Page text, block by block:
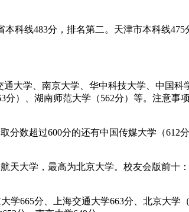
科线483分，排名第二。天津市本科线
大学、南京大学、华中科技大学、中国
分）、湖南师范大学（562分）等。注意
分数超过600分的还有中国传媒大学（612
天大学，最高为北京大学。校友会版前
学665分、上海交通大学663分、北京大